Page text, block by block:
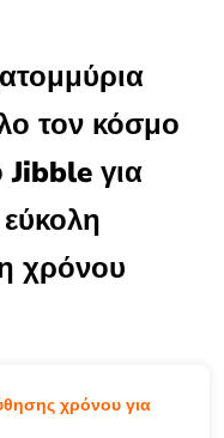
τον κόσμο
Jibble για
χρόνου
χρόνου για